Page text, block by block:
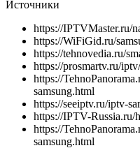
Источники
https://IPTVMaster.ru/
https://WiFiGid.ru/
https://tehnovedia.ru/
https://prosmartv.ru/
https://
samsung.html
https://seeiptv.ru/iptv-
https://IPTV-Russia.ru/
https://
samsung.html